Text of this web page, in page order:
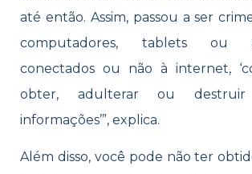
até então. Assim, passou a ser
computadores, tablets ou
conectados ou não à internet,
obter, adulterar ou
informações’”, explica.
Além disso, você pode não ter